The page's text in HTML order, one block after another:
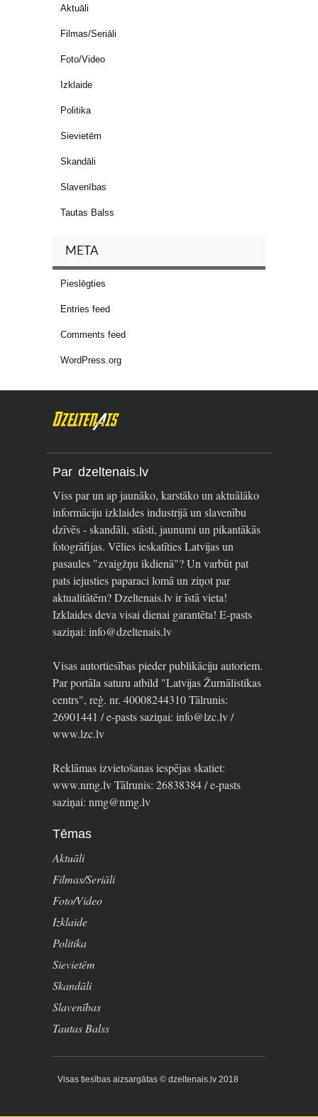
Aktuāli
Filmas/Seriāli
Foto/Video
Izklaide
Politika
Sievietēm
Skandāli
Slavenības
Tautas Balss
META
Pieslēgties
Entries feed
Comments feed
WordPress.org
Par dzeltenais.lv
Viss par un ap jaunāko, karstāko un aktuālāko
informāciju izklaides industrijā un slavenību
dzīvēs - skandāli, stāsti, jaunumi un pikantākās
fotogrāfijas. Vēlies ieskatīties Latvijas un
pasaules "zvaigžņu ikdienā"? Un varbūt pat
pats iejusties paparaci lomā un ziņot par
aktualitātēm? Dzeltenais.lv ir īstā vieta!
Izklaides deva visai dienai garantēta! E-pasts
saziņai: info@dzeltenais.lv
Visas autortiesības pieder publikāciju autoriem.
Par portāla saturu atbild "Latvijas Žurnālistikas
centrs", reģ. nr. 40008244310 Tālrunis:
26901441 / e-pasts saziņai: info@lzc.lv /
www.lzc.lv
Reklāmas izvietošanas iespējas skatiet:
www.nmg.lv Tālrunis: 26838384 / e-pasts
saziņai: nmg@nmg.lv
Tēmas
Aktuāli
Filmas/Seriāli
Foto/Video
Izklaide
Politika
Sievietēm
Skandāli
Slavenības
Tautas Balss
Visas tiesības aizsargātas © dzeltenais.lv 2018